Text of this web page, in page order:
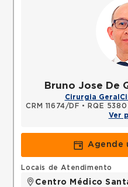
Bruno Jose De
Cirurgia Geral
CRM 11674/DF • RQE
Ver
Agende
Locais de Atendimento
Centro Médico